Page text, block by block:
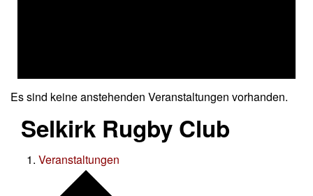
Es sind keine anstehenden Veranstaltungen vorhanden.
Selkirk Rugby Club
Veranstaltungen